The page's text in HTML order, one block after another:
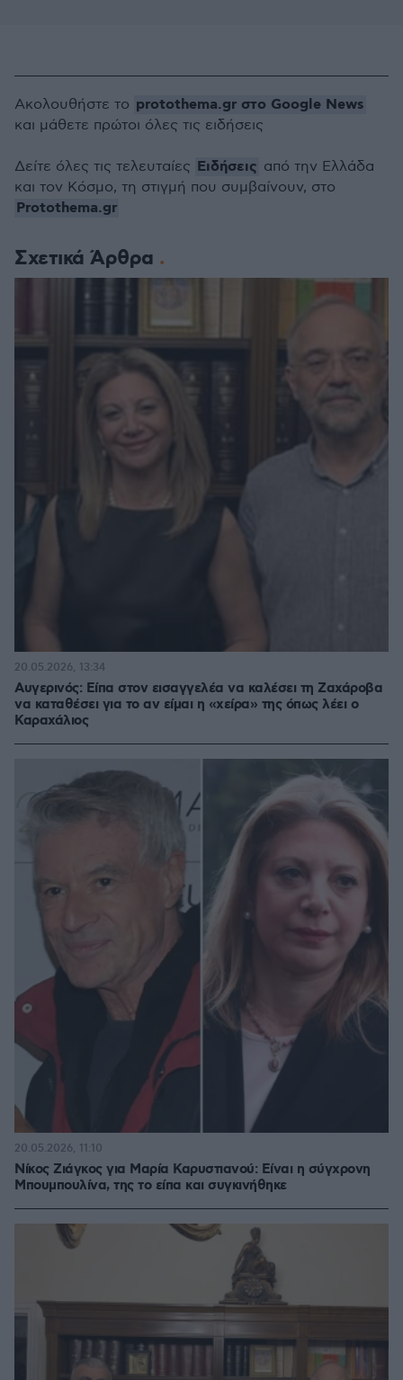
Σχετικά Άρθρα
Αυγερινός: Είπα στον εισαγγελέα να καλέσει τη Ζαχάροβα
να καταθέσει για το αν είμαι η «χείρα» της όπως λέει ο
Καραχάλιος
20.05.2026, 13:34
Νίκος Ζιάγκος για Μαρία Καρυστιανού: Είναι η σύγχρονη
Μπουμπουλίνα, της το είπα και συγκινήθηκε
20.05.2026, 11:10
Ακολουθήστε το protothema.gr στο Google News
και μάθετε πρώτοι όλες τις ειδήσεις
Δείτε όλες τις τελευταίες Ειδήσεις από την Ελλάδα
και τον Κόσμο, τη στιγμή που συμβαίνουν, στο
Protothema.gr